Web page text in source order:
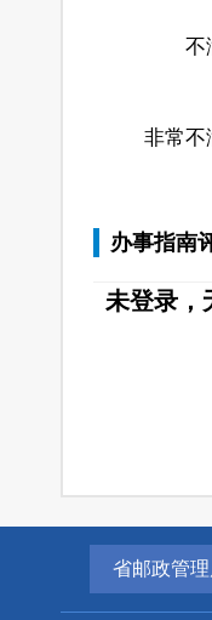
不
非常不
办事指南
未登录，
省邮政管